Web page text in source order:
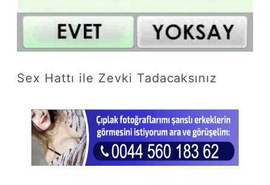
Sex Hattı ile Zevki Tadacaksınız